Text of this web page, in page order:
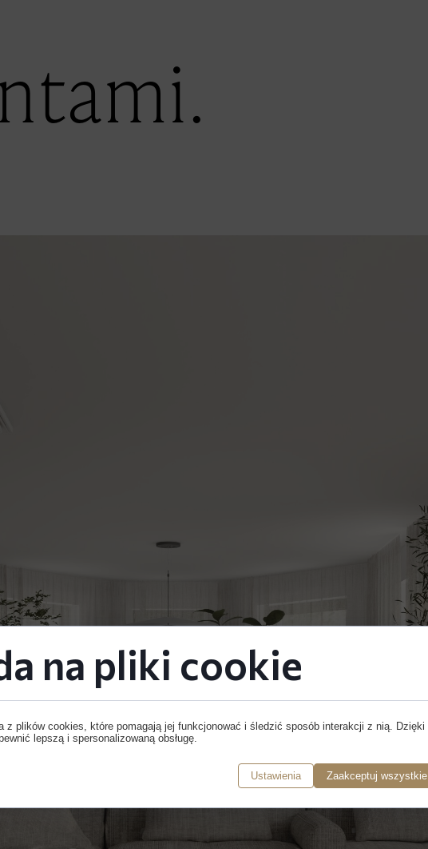
na pliki cookie
z plików cookies, które pomagają jej funkcjonować i śledzić sposób interakcji z nią. Dzięki
lepszą i spersonalizowaną obsługę.
Ustawienia Zaakceptuj wszystkie